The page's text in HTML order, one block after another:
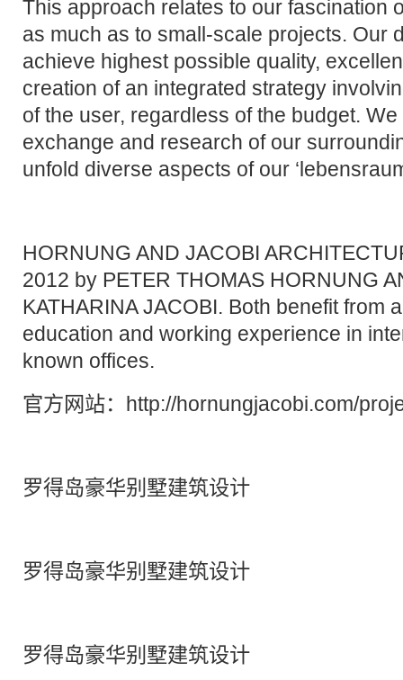
This approach relates to our fascination
as much as to small-scale projects. Our
achieve highest possible quality,
creation of an integrated strategy
of the user, regardless of the budget.
exchange and research of our
unfold diverse aspects of our
HORNUNG AND JACOBI
2012 by PETER THOMAS HORNUNG
KATHARINA JACOBI. Both benefit from
education and working experience in
known offices.
官方网站：http://hornungjacobi.com/
罗得岛豪华别墅建筑设计
罗得岛豪华别墅建筑设计
罗得岛豪华别墅建筑设计